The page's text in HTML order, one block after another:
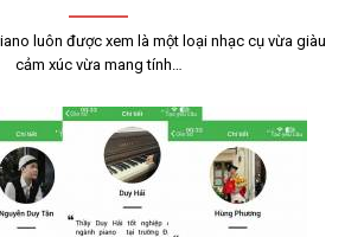
luôn được xem là một loại nhạc cụ vừa giàu
cảm xúc vừa mang tính…